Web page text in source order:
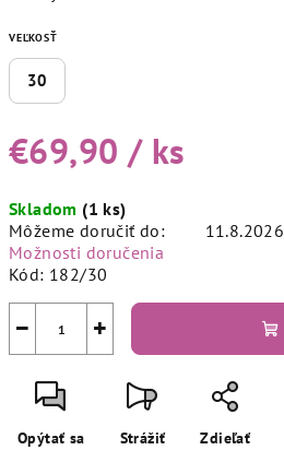
VEĽKOSŤ
30
€69,90 / ks
cena:
Skladom (1 ks)
Môžeme doručiť do:
11.8.2026
Možnosti doručenia
Kód: 182/30
+
−
Opýtať sa Strážiť Zdieľať